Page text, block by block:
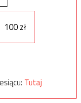
100 zł
Tutaj